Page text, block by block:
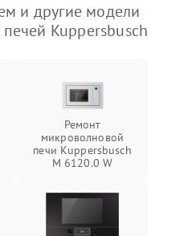
и другие модели
Kuppersbusch
Ремонт
микроволновой
печи Kuppersbusch
M 6120.0 W